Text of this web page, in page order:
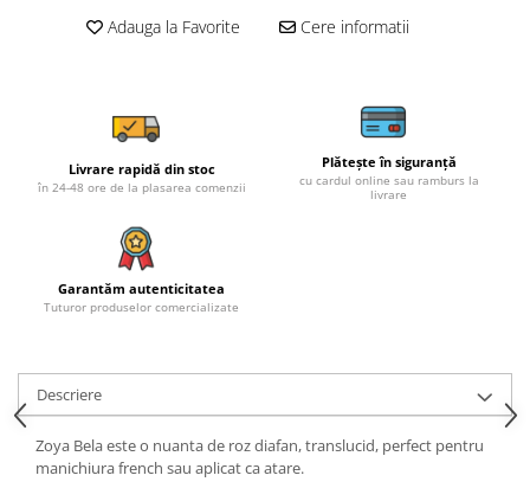
Adauga la Favorite Cere informatii
Livrare rapidă din stoc
în 24-48 ore de la plasarea comenzii
Plătește în siguranță
cu cardul online sau ramburs la
livrare
Garantăm autenticitatea
Tuturor produselor comercializate
Descriere
Zoya Bela este o nuanta de roz diafan, translucid, perfect pentru
manichiura french sau aplicat ca atare.